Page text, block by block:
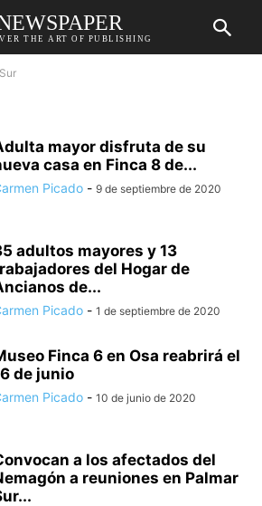
THE ART OF PUBLISHING
mayor disfruta de su
casa en Finca 8 de...
Picado - 9 de septiembre de 2020
adultos mayores y 13
del Hogar de
de...
Picado - 1 de septiembre de 2020
Finca 6 en Osa reabrirá el
de junio
Picado - 10 de junio de 2020
a los afectados del
a reuniones en Palmar